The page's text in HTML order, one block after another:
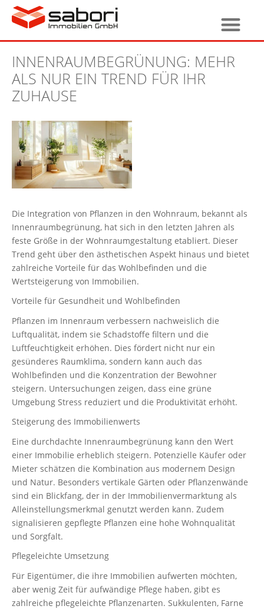
INNENRAUMBEGRÜNUNG: MEHR
ALS NUR EIN TREND FÜR IHR
ZUHAUSE
Die Integration von Pflanzen in den Wohnraum, bekannt als
Innenraumbegrünung, hat sich in den letzten Jahren als
feste Größe in der Wohnraumgestaltung etabliert. Dieser
Trend geht über den ästhetischen Aspekt hinaus und bietet
zahlreiche Vorteile für das Wohlbefinden und die
Wertsteigerung von Immobilien.
Vorteile für Gesundheit und Wohlbefinden
Pflanzen im Innenraum verbessern nachweislich die
Luftqualität, indem sie Schadstoffe filtern und die
Luftfeuchtigkeit erhöhen. Dies fördert nicht nur ein
gesünderes Raumklima, sondern kann auch das
Wohlbefinden und die Konzentration der Bewohner
steigern. Untersuchungen zeigen, dass eine grüne
Umgebung Stress reduziert und die Produktivität erhöht.
Steigerung des Immobilienwerts
Eine durchdachte Innenraumbegrünung kann den Wert
einer Immobilie erheblich steigern. Potenzielle Käufer oder
Mieter schätzen die Kombination aus modernem Design
und Natur. Besonders vertikale Gärten oder Pflanzenwände
sind ein Blickfang, der in der Immobilienvermarktung als
Alleinstellungsmerkmal genutzt werden kann. Zudem
signalisieren gepflegte Pflanzen eine hohe Wohnqualität
und Sorgfalt.
Pflegeleichte Umsetzung
Für Eigentümer, die ihre Immobilien aufwerten möchten,
aber wenig Zeit für aufwändige Pflege haben, gibt es
zahlreiche pflegeleichte Pflanzenarten. Sukkulenten, Farne